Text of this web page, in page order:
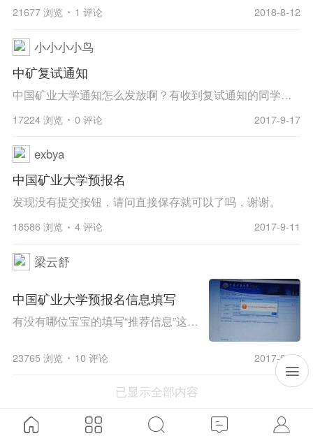
21677 浏览 1 评论 2018-8-12
小小小小鸟
中矿复试通知
中国矿业大学通知怎么发放啊？有收到复试通知的同学吗？
17224 浏览 0 评论 2017-9-17
exbya
中国矿业大学预报名
发现没有提交按钮，请问直接保存就可以了吗，谢谢。
18586 浏览 4 评论 2017-9-11
梁云舒
中国矿业大学预报名信息填写
有没有哪位宝宝的填写“推荐信息”这这一页出现过相同的现象啊？怎么处理在线等…
23765 浏览 10 评论 2017-9-10
已显示全部内容